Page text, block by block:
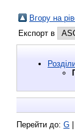
Вгору на
Експорт в
Перейти до: G